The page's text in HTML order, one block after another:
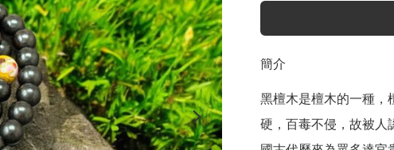
簡介
黑檀木是檀木的一種，
硬，百毒不侵，故被人